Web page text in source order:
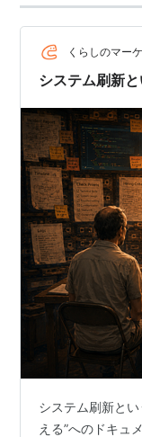
くらしのマー
システム刷新
システム刷新と
える”へのドキュ